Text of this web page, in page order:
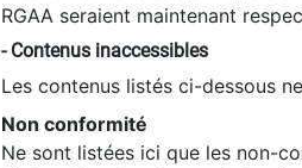
RGAA seraient maintenant
- Contenus inaccessibles
Les contenus listés ci-dessous
Non conformité
Ne sont listées ici que les non-